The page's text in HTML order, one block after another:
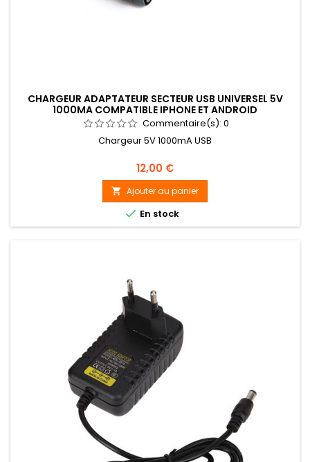
CHARGEUR ADAPTATEUR SECTEUR USB UNIVERSEL 5V
1000MA COMPATIBLE IPHONE ET ANDROID
Commentaire(s): 0
Chargeur 5V 1000mA USB
Prix
12,00 €
 Ajouter au panier
 En stock